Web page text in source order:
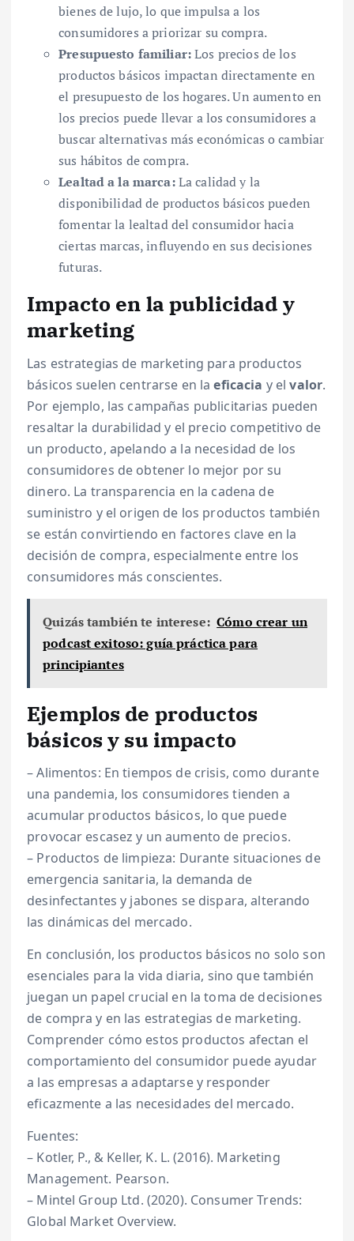
bienes de lujo, lo que impulsa a los
consumidores a priorizar su compra.
Presupuesto familiar:Los precios de los
productos básicos impactan directamente en
el presupuesto de los hogares. Un aumento en
los precios puede llevar a los consumidores a
buscar alternativas más económicas o cambiar
sus hábitos de compra.
Lealtad a la marca:La calidad y la
disponibilidad de productos básicos pueden
fomentar la lealtad del consumidor hacia
ciertas marcas, influyendo en sus decisiones
futuras.
Impacto en la publicidad y
marketing
Las estrategias de marketing para productos
básicos suelen centrarse en laeficacia y elvalor.
Por ejemplo, las campañas publicitarias pueden
resaltar la durabilidad y el precio competitivo de
un producto, apelando a la necesidad de los
consumidores de obtener lo mejor por su
dinero. La transparencia en la cadena de
suministro y el origen de los productos también
se están convirtiendo en factores clave en la
decisión de compra, especialmente entre los
consumidores más conscientes.
Quizás también te interese: Cómo crear un
podcast exitoso: guía práctica para
principiantes
Ejemplos de productos
básicos y su impacto
– Alimentos: En tiempos de crisis, como durante
una pandemia, los consumidores tienden a
acumular productos básicos, lo que puede
provocar escasez y un aumento de precios.
– Productos de limpieza: Durante situaciones de
emergencia sanitaria, la demanda de
desinfectantes y jabones se dispara, alterando
las dinámicas del mercado.
En conclusión, los productos básicos no solo son
esenciales para la vida diaria, sino que también
juegan un papel crucial en la toma de decisiones
de compra y en las estrategias de marketing.
Comprender cómo estos productos afectan el
comportamiento del consumidor puede ayudar
a las empresas a adaptarse y responder
eficazmente a las necesidades del mercado.
Fuentes:
– Kotler, P., & Keller, K. L. (2016). Marketing
Management. Pearson.
– Mintel Group Ltd. (2020). Consumer Trends:
Global Market Overview.